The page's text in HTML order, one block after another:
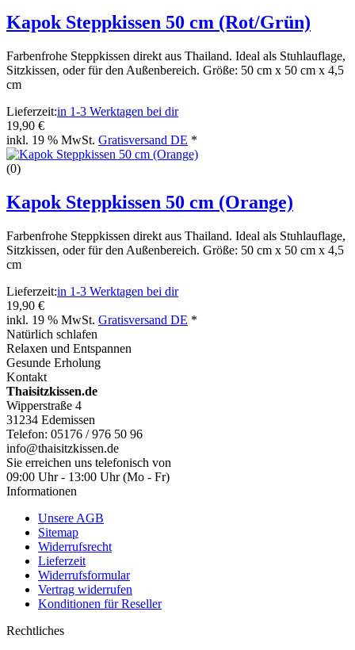
Kapok Steppkissen 50 cm (Rot/Grün)
Farbenfrohe Steppkissen direkt aus Thailand. Ideal als Stuhlauflage,
Sitzkissen, oder für den Außenbereich. Größe: 50 cm x 50 cm x 4,5
cm
Lieferzeit:in 1-3 Werktagen bei dir
19,90 €
inkl. 19 % MwSt. Gratisversand DE *
(0)
Kapok Steppkissen 50 cm (Orange)
Farbenfrohe Steppkissen direkt aus Thailand. Ideal als Stuhlauflage,
Sitzkissen, oder für den Außenbereich. Größe: 50 cm x 50 cm x 4,5
cm
Lieferzeit:in 1-3 Werktagen bei dir
19,90 €
inkl. 19 % MwSt. Gratisversand DE *
Natürlich schlafen
Relaxen und Entspannen
Gesunde Erholung
Kontakt
Thaisitzkissen.de
Wipperstraße 4
31234 Edemissen
Telefon: 05176 / 976 50 96
info@thaisitzkissen.de
Sie erreichen uns telefonisch von
09:00 Uhr - 13:00 Uhr (Mo - Fr)
Informationen
Unsere AGB
Sitemap
Widerrufsrecht
Lieferzeit
Widerrufsformular
Vertrag widerrufen
Konditionen für Reseller
Rechtliches